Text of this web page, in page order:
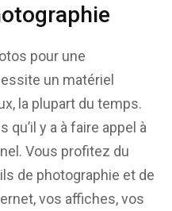
pour une
un matériel
la plupart du temps.
qu’il y a à faire appel à
Vous profitez du
de photographie et de
vos affiches, vos